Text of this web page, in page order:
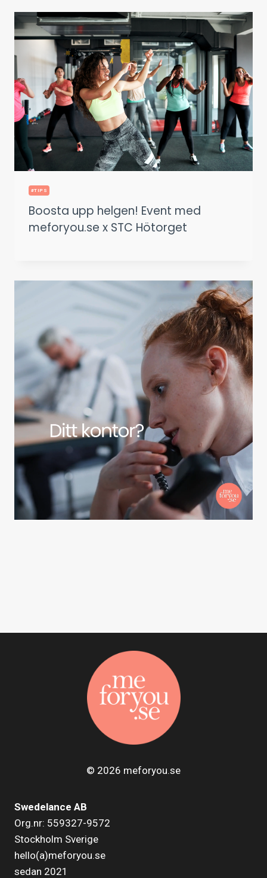
#TIPS
Boosta upp helgen! Event med
meforyou.se x STC Hötorget
© 2026 meforyou.se
Swedelance AB
Org.nr: 559327-9572
Stockholm Sverige
hello(a)meforyou.se
sedan 2021